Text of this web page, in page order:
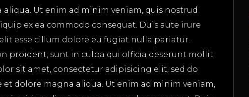
Ut enim ad minim veniam, quis nostrud
ex ea commodo consequat. Duis aute irure
esse cillum dolore eu fugiat nulla pariatur.
proident, sunt in culpa qui officia deserunt mollit
sit amet, consectetur adipisicing elit, sed do
dolore magna aliqua. Ut enim ad minim veniam,